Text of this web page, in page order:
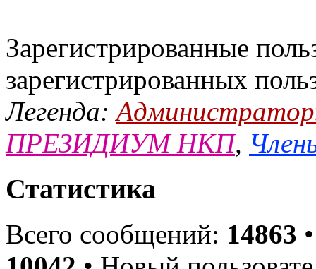
Зарегистрированные
зарегистрированных
Легенда:
ПРЕЗИДИУМ НКП,
Статистика
Всего сообщений: 14863